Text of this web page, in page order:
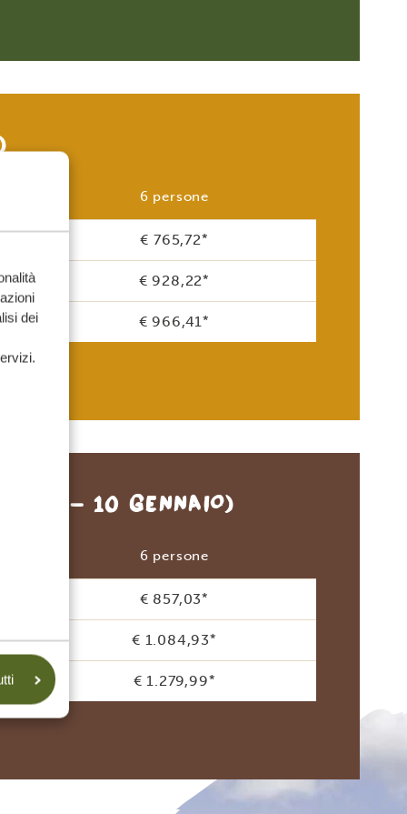
dei
6 persone
€ 765,72*
€ 928,22*
€ 966,41*
- 10 GENNAIO)
6 persone
€ 857,03*
€ 1.084,93*
€ 1.279,99*